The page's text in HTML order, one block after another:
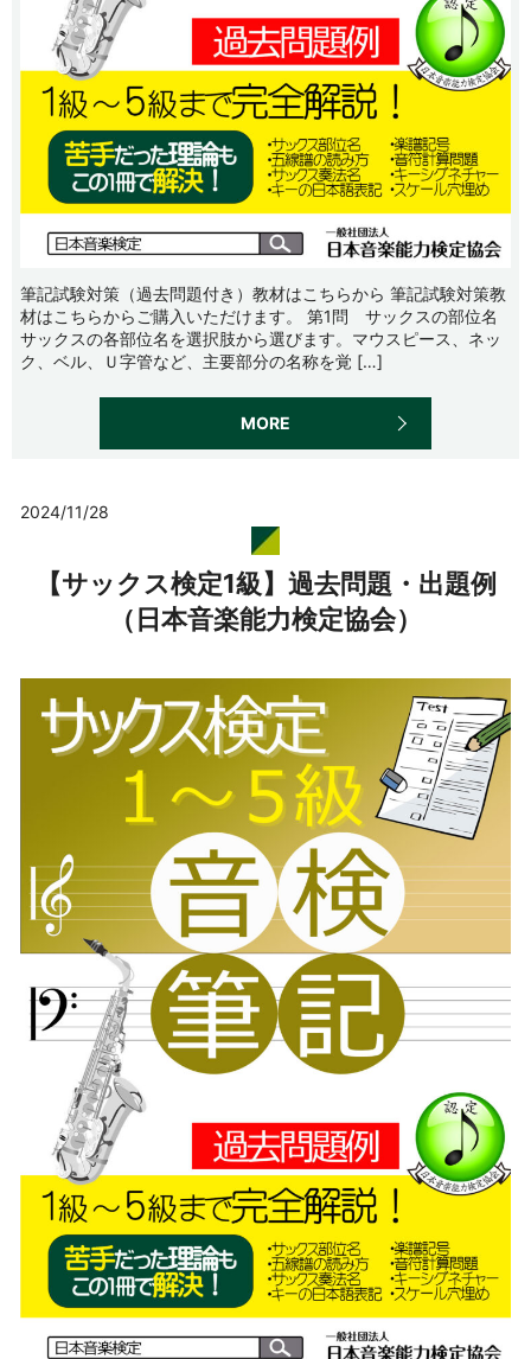
筆記試験対策（過去問題付き）教材はこちらから 筆記試験対策教
材はこちらからご購入いただけます。 第1問 サックスの部位名
サックスの各部位名を選択肢から選びます。マウスピース、ネッ
ク、ベル、Ｕ字管など、主要部分の名称を覚 […]
MORE
2024/11/28
【サックス検定1級】過去問題・出題例
（日本音楽能力検定協会）